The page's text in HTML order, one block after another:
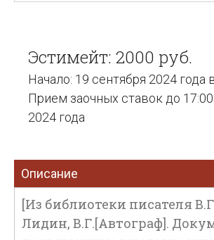
Эстимейт: 2000 руб.
Начало: 19 сентября 2024 года
Прием заочных ставок до
2024 года
Описание
[Из библиотеки писателя
Лидин, В.Г.[Автограф].